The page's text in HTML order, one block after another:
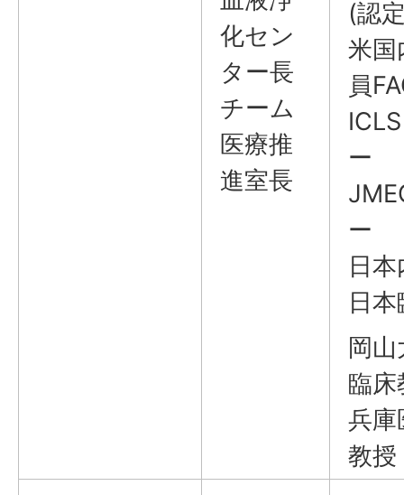
化セン
ター長
チーム
医療推
進室長
(認
米国
員
ー
ー
日
日
岡
臨床
兵庫
教授